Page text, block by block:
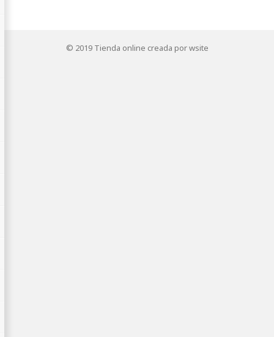
© 2019 Tienda online creada por wsite